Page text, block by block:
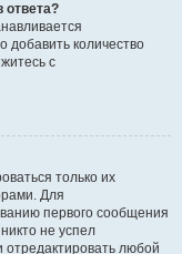
ответа?
количество
с
только их
Для
первого сообщения
не успел
отредактировать любой